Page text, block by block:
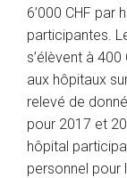
6’000 CHF par
participantes.
s’élèvent à
aux hôpitaux
relevé de
pour 2017 et
hôpital
personnel pour